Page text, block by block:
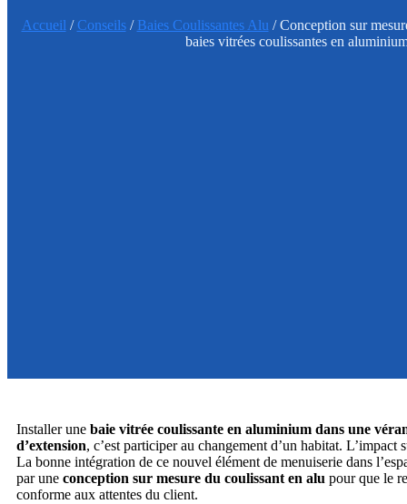
Accueil /Conseils/ Baies Coulissantes Alu / Conception sur
baies vitrées coulissantes en
Installer une baie vitrée coulissante en aluminium dans une
d’extension, c’est participer au changement d’un habitat.
La bonne intégration de ce nouvel élément de menuiserie dans
par une conception sur mesure du coulissant en alu pour que le
conforme aux attentes du client.